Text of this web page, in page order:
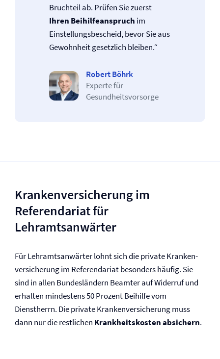
Bruchteil ab. Prüfen Sie zuerst
Ihren Beihilfeanspruch im
Einstellungsbescheid, bevor Sie aus
Gewohnheit gesetzlich bleiben.“
Robert Böhrk
Experte für
Gesundheitsvorsorge
Kranken­versicherung im
Referendariat für
Lehramtsanwärter
Für Lehramtsanwärter lohnt sich die private Kranken­
versicherung im Referendariat besonders häufig. Sie
sind in allen Bundesländern Beamter auf Widerruf und
erhalten mindestens 50 Prozent Beihilfe vom
Dienstherrn. Die private Kranken­versicherung muss
dann nur die restlichen Krankheits­kosten absichern.